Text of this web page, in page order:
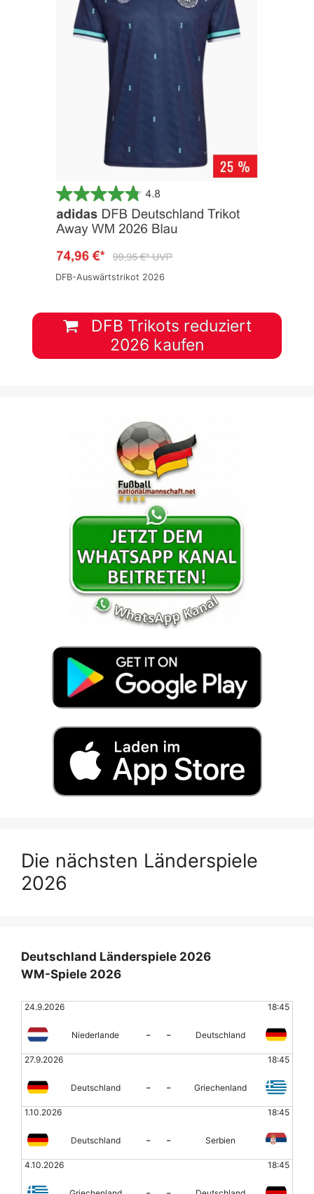
DFB-Auswärtstrikot 2026
DFB Trikots reduziert
2026 kaufen
Die nächsten Länderspiele
2026
Deutschland Länderspiele 2026
WM-Spiele 2026
24.9.2026 18:45
Niederlande - - Deutschland
27.9.2026 18:45
Deutschland - - Griechenland
1.10.2026 18:45
Deutschland - - Serbien
4.10.2026 18:45